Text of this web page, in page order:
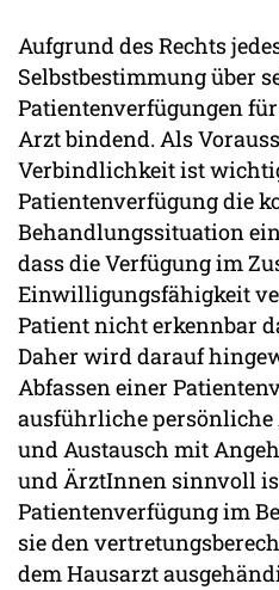
Aufgrund des Rechts
Selbstbestimmung über
Patientenverfügungen
Arzt bindend. Als
Verbindlichkeit ist
Patientenverfügung die
Behandlungssituation
dass die Verfügung im
Einwilligungsfähigkeit
Patient nicht erkennbar
Daher wird darauf
Abfassen einer
ausführliche persönliche
und Austausch mit
und ÄrztInnen sinnvoll
Patientenverfügung im
sie den
dem Hausarzt